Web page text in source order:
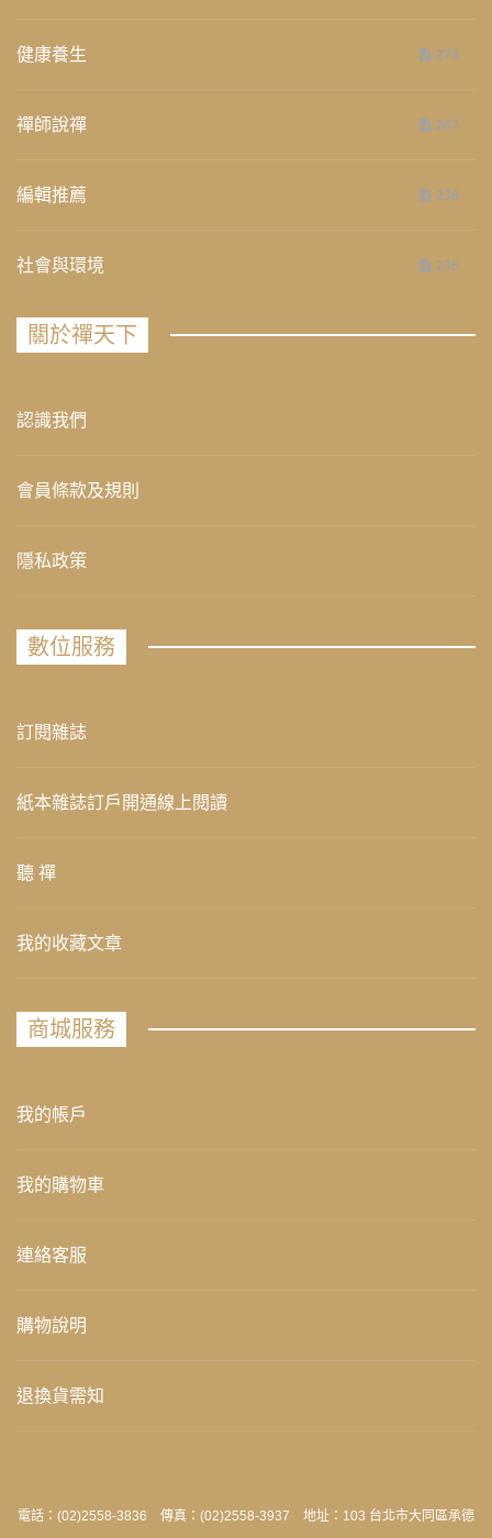
健康養生 276
禪師說禪 267
編輯推薦 236
社會與環境 235
關於禪天下
認識我們
會員條款及規則
隱私政策
數位服務
訂閱雜誌
紙本雜誌訂戶開通線上閱讀
聽 禪
我的收藏文章
商城服務
我的帳戶
我的購物車
連絡客服
購物說明
退換貨需知
電話：(02)2558-3836 傳真：(02)2558-3937 地址：103 台北市大同區承德